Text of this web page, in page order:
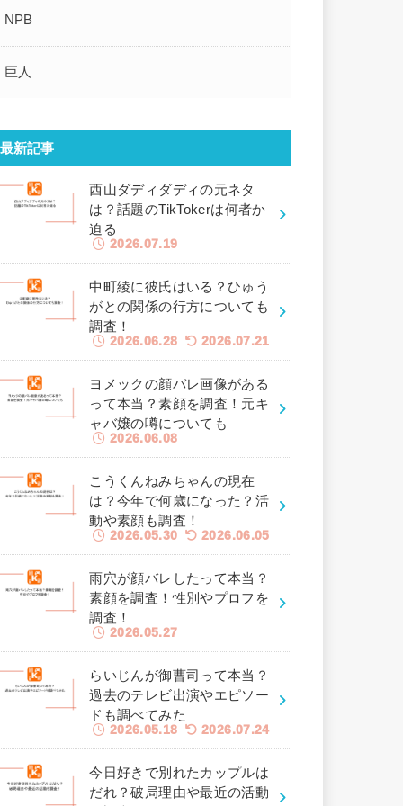
NPB
巨人
最新記事
西山ダディダディの元ネタ
は？話題のTikTokerは何者か
迫る
2026.07.19
中町綾に彼氏はいる？ひゅう
がとの関係の行方についても
調査！
2026.06.28 2026.07.21
ヨメックの顔バレ画像がある
って本当？素顔を調査！元キ
ャバ嬢の噂についても
2026.06.08
こうくんねみちゃんの現在
は？今年で何歳になった？活
動や素顔も調査！
2026.05.30 2026.06.05
雨穴が顔バレしたって本当？
素顔を調査！性別やプロフを
調査！
2026.05.27
らいじんが御曹司って本当？
過去のテレビ出演やエピソー
ドも調べてみた
2026.05.18 2026.07.24
今日好きで別れたカップルは
だれ？破局理由や最近の活動